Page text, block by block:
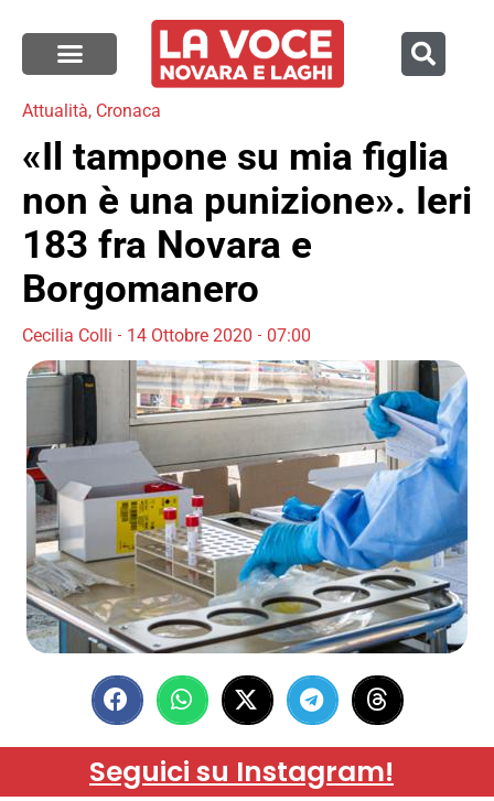
Attualità, Cronaca
«Il tampone su mia figlia
non è una punizione». Ieri
183 fra Novara e
Borgomanero
Cecilia Colli 14 Ottobre 2020 07:00
Seguici su Instagram!